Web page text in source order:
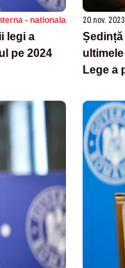
- nationala
legi a
pe 2024
20 nov.
Lege a